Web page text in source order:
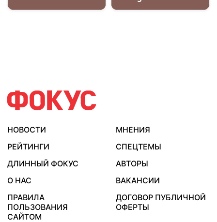
НОВОСТИ
МНЕНИЯ
РЕЙТИНГИ
СПЕЦТЕМЫ
ДЛИННЫЙ ФОКУС
АВТОРЫ
О НАС
ВАКАНСИИ
ПРАВИЛА
ПОЛЬЗОВАНИЯ
САЙТОМ
ДОГОВОР ПУБЛИЧНОЙ
ОФЕРТЫ